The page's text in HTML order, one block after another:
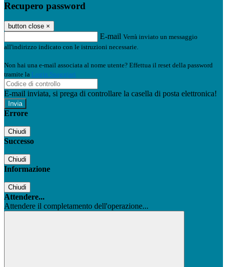
Recupero password
button close ×
E-mail Verrà inviato un messaggio
all'indirizzo indicato con le istruzioni necessarie.
Non hai una e-mail associata al nome utente? Effettua il reset della password
tramite la Login Spaggiari
E-mail inviata, si prega di controllare la casella di posta elettronica!
Errore
Chiudi
Successo
Chiudi
Informazione
Chiudi
Attendere...
Attendere il completamento dell'operazione...